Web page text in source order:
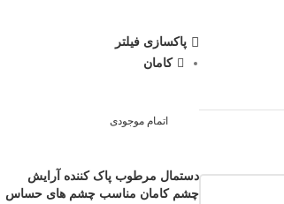
پاکسازی فیلتر
کامان
اتمام موجودی
دستمال مرطوب پاک کننده آرایش
چشم کامان مناسب چشم های حساس